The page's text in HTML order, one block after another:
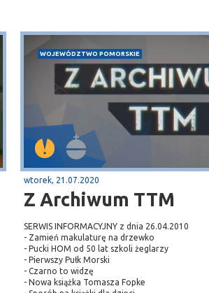
WOJEWÓDZTWO POMORSKIE
wtorek, 21.07.2020
Z Archiwum TTM
SERWIS INFORMACYJNY z dnia 26.04.2010
- Zamień makulaturę na drzewko
- Pucki HOM od 50 lat szkoli żeglarzy
- Pierwszy Pułk Morski
- Czarno to widzę
- Nowa książka Tomasza Fopke